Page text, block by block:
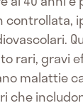
rari, gravi
malattie
che